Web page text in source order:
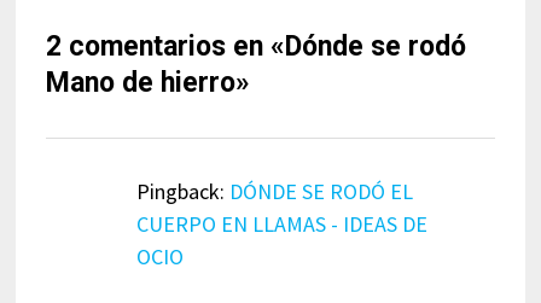
2 comentarios en «Dónde se rodó
Mano de hierro»
Pingback: DÓNDE SE RODÓ EL
CUERPO EN LLAMAS - IDEAS DE
OCIO